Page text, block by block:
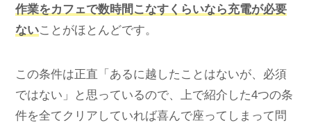
作業をカフェで数時間こなすくらいなら充電が必要
ないことがほとんどです。
この条件は正直「あるに越したことはないが、必須
ではない」と思っているので、上で紹介した4つの条
件を全てクリアしていれば喜んで座ってしまって問